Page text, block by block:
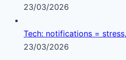
23/03/2026
Tech: notifications =
23/03/2026